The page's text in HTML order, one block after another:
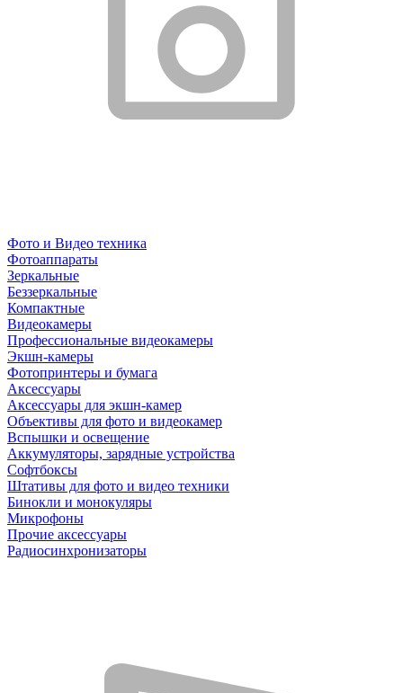
Фото и Видео техника
Фотоаппараты
Зеркальные
Беззеркальные
Компактные
Видеокамеры
Профессиональные видеокамеры
Экшн-камеры
Фотопринтеры и бумага
Аксессуары
Аксессуары для экшн-камер
Объективы для фото и видеокамер
Вспышки и освещение
Аккумуляторы, зарядные устройства
Софтбоксы
Штативы для фото и видео техники
Бинокли и монокуляры
Микрофоны
Прочие аксессуары
Радиосинхронизаторы